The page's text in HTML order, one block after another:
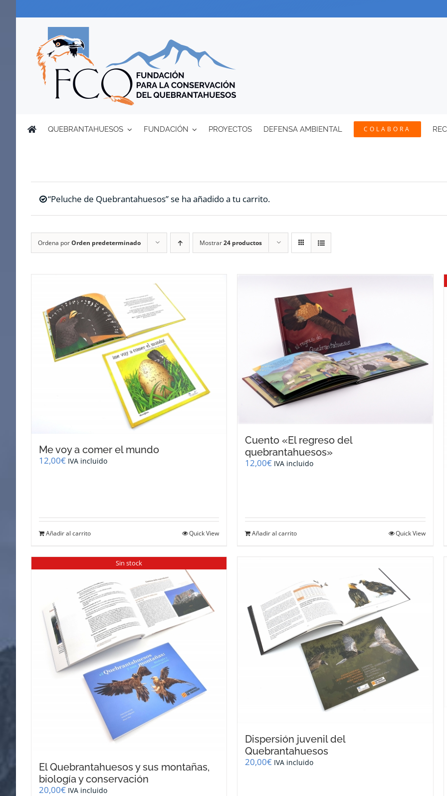
QUEBRANTAHUESOS FUNDACIÓN PROYECTOS DEFENSA AMBIENTAL COLABORA
“Peluche de Quebrantahuesos” se ha añadido a tu carrito.
Ordena porOrden predeterminado Mostrar24 productos
Me voy a comer el mundo
12,00€ IVA incluido
Añadir al carrito Quick View
Cuento «El regreso del
quebrantahuesos»
12,00€ IVA incluido
Añadir al carrito Quick View
Sin stock
El Quebrantahuesos y sus montañas,
biología y conservación
20,00€ IVA incluido
Dispersión juvenil del
Quebrantahuesos
20,00€ IVA incluido